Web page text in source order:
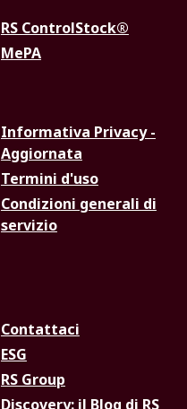
RS ControlStock®
MePA
Informativa Privacy -
Aggiornata
Termini d'uso
Condizioni generali di
servizio
Contattaci
ESG
RS Group
Discovery: il Blog di RS